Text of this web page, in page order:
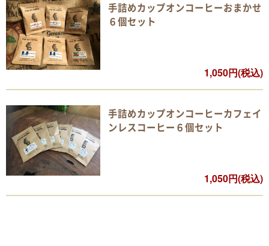
手詰めカップオンコーヒーおまかせ
６個セット
1,050円(税込)
手詰めカップオンコーヒーカフェイ
ンレスコーヒー６個セット
1,050円(税込)